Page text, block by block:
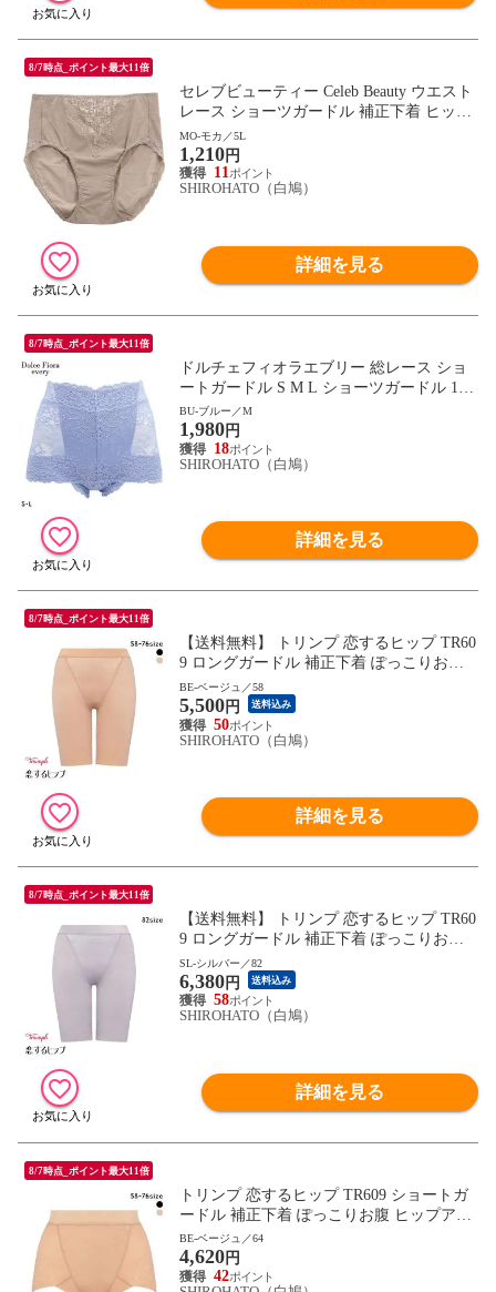
8/7時点_ポイント最大11倍
セレブビューティー Celeb Beauty ウエスト
レース ショーツガードル 補正下着 ヒップ
アップ 大きいサイズ 3L 4L 5L 6L
MO-モカ／5L
1,210円
11
SHIROHATO（白鳩）
詳細を見る
8/7時点_ポイント最大11倍
ドルチェフィオラエブリー 総レース ショ
ートガードル S M L ショーツガードル 1枚
ばき 着やせ 補正 ソフト 楽ちん Dolce Fiora
every
BU-ブルー／M
1,980円
18
SHIROHATO（白鳩）
詳細を見る
8/7時点_ポイント最大11倍
【送料無料】 トリンプ 恋するヒップ TR60
9 ロングガードル 補正下着 ぽっこりお腹
ヒップアップ メッシュ素材 通気性 快適 58
-76cm Triumph
BE-ベージュ／58
5,500円 送料込み
50
SHIROHATO（白鳩）
詳細を見る
8/7時点_ポイント最大11倍
【送料無料】 トリンプ 恋するヒップ TR60
9 ロングガードル 補正下着 ぽっこりお腹
ヒップアップ メッシュ素材 通気性 大きい
サイズ 00FU Triumph
SL-シルバー／82
6,380円 送料込み
58
SHIROHATO（白鳩）
詳細を見る
8/7時点_ポイント最大11倍
トリンプ 恋するヒップ TR609 ショートガ
ードル 補正下着 ぽっこりお腹 ヒップアッ
プ メッシュ素材 通気性 快適 58-76cm Triu
mph
BE-ベージュ／64
4,620円
42